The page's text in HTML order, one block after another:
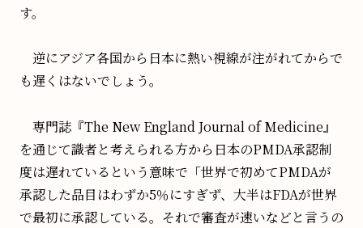
す。
逆にアジア各国から日本に熱い視線が注がれてからで
も遅くはないでしょう。
専門誌『The New England Journal of Medicine』
を通じて識者と考えられる方から日本のPMDA承認制
度は遅れているという意味で「世界で初めてPMDAが
承認した品目はわずか5％にすぎず、大半はFDAが世界
で最初に承認している。それで審査が速いなどと言うの